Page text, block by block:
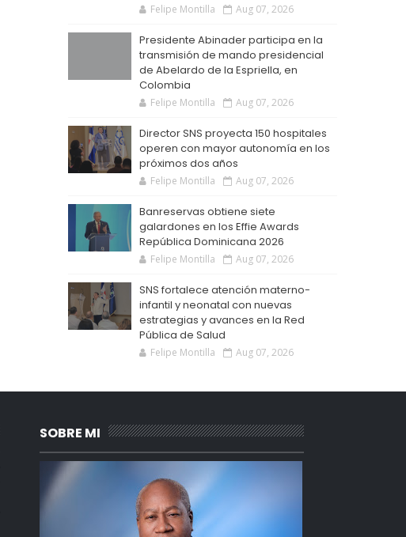
Felipe Montilla Aug 07, 2026
Presidente Abinader participa en la
transmisión de mando presidencial
de Abelardo de la Espriella, en
Colombia
Felipe Montilla Aug 07, 2026
Director SNS proyecta 150 hospitales
operen con mayor autonomía en los
próximos dos años
Felipe Montilla Aug 07, 2026
Banreservas obtiene siete
galardones en los Effie Awards
República Dominicana 2026
Felipe Montilla Aug 07, 2026
SNS fortalece atención materno-
infantil y neonatal con nuevas
estrategias y avances en la Red
Pública de Salud
Felipe Montilla Aug 07, 2026
SOBRE MI